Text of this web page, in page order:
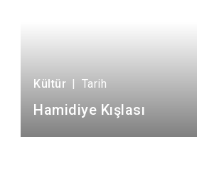
Kültür | Tarih
Hamidiye Kışlası